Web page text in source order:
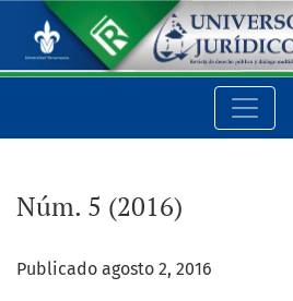
Núm. 5 (2016): UNIVERSOS JURÍDICOS
Núm. 5 (2016)
Publicado agosto 2, 2016